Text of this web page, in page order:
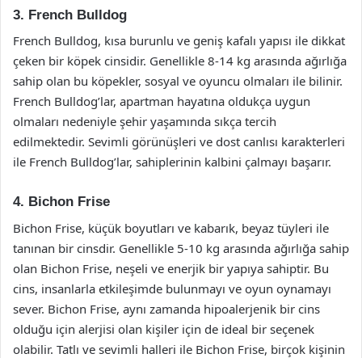
3. French Bulldog
French Bulldog, kısa burunlu ve geniş kafalı yapısı ile dikkat
çeken bir köpek cinsidir. Genellikle 8-14 kg arasında ağırlığa
sahip olan bu köpekler, sosyal ve oyuncu olmaları ile bilinir.
French Bulldog’lar, apartman hayatına oldukça uygun
olmaları nedeniyle şehir yaşamında sıkça tercih
edilmektedir. Sevimli görünüşleri ve dost canlısı karakterleri
ile French Bulldog’lar, sahiplerinin kalbini çalmayı başarır.
4. Bichon Frise
Bichon Frise, küçük boyutları ve kabarık, beyaz tüyleri ile
tanınan bir cinsdir. Genellikle 5-10 kg arasında ağırlığa sahip
olan Bichon Frise, neşeli ve enerjik bir yapıya sahiptir. Bu
cins, insanlarla etkileşimde bulunmayı ve oyun oynamayı
sever. Bichon Frise, aynı zamanda hipoalerjenik bir cins
olduğu için alerjisi olan kişiler için de ideal bir seçenek
olabilir. Tatlı ve sevimli halleri ile Bichon Frise, birçok kişinin